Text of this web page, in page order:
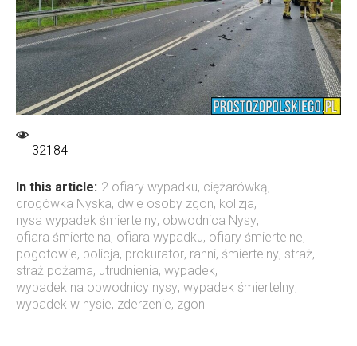
32184
In this article: 2 ofiary wypadku, ciężarówką,
drogówka Nyska, dwie osoby zgon, kolizja,
nysa wypadek śmiertelny, obwodnica Nysy,
ofiara śmiertelna, ofiara wypadku, ofiary śmiertelne,
pogotowie, policja, prokurator, ranni, śmiertelny, straż,
straż pożarna, utrudnienia, wypadek,
wypadek na obwodnicy nysy, wypadek śmiertelny,
wypadek w nysie, zderzenie, zgon